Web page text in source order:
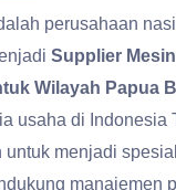
perusahaan
Supplier
Wilayah Papua
usaha di Indonesia
untuk menjadi
manajemen